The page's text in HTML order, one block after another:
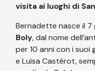
visita ai luoghi di
Bernadette nasce il 7
Boly, dal nome
per 10 anni con i suoi
e Luisa Castérot,